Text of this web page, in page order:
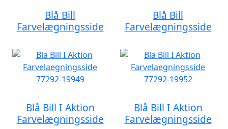
Blå Bill
Farvelægningsside
Blå Bill
Farvelægningsside
Blå Bill I Aktion
Farvelægningsside
Blå Bill I Aktion
Farvelægningsside